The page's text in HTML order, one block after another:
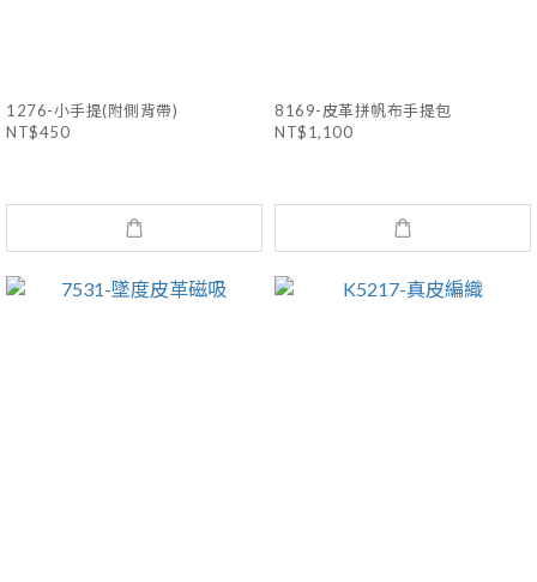
1276-小手提(附側背帶)
NT$450
8169-皮革拼帆布手提包
NT$1,100